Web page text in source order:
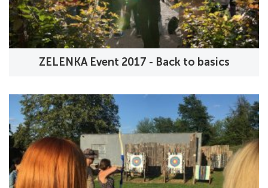
ZELENKA Event 2017 - Back to basics